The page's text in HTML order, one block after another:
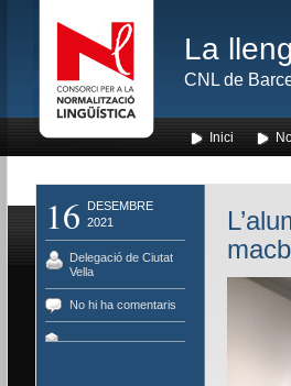
La
CNL de
Inici
16
DESEMBRE
2021
Delegació de Ciutat
Vella
No hi ha comentaris